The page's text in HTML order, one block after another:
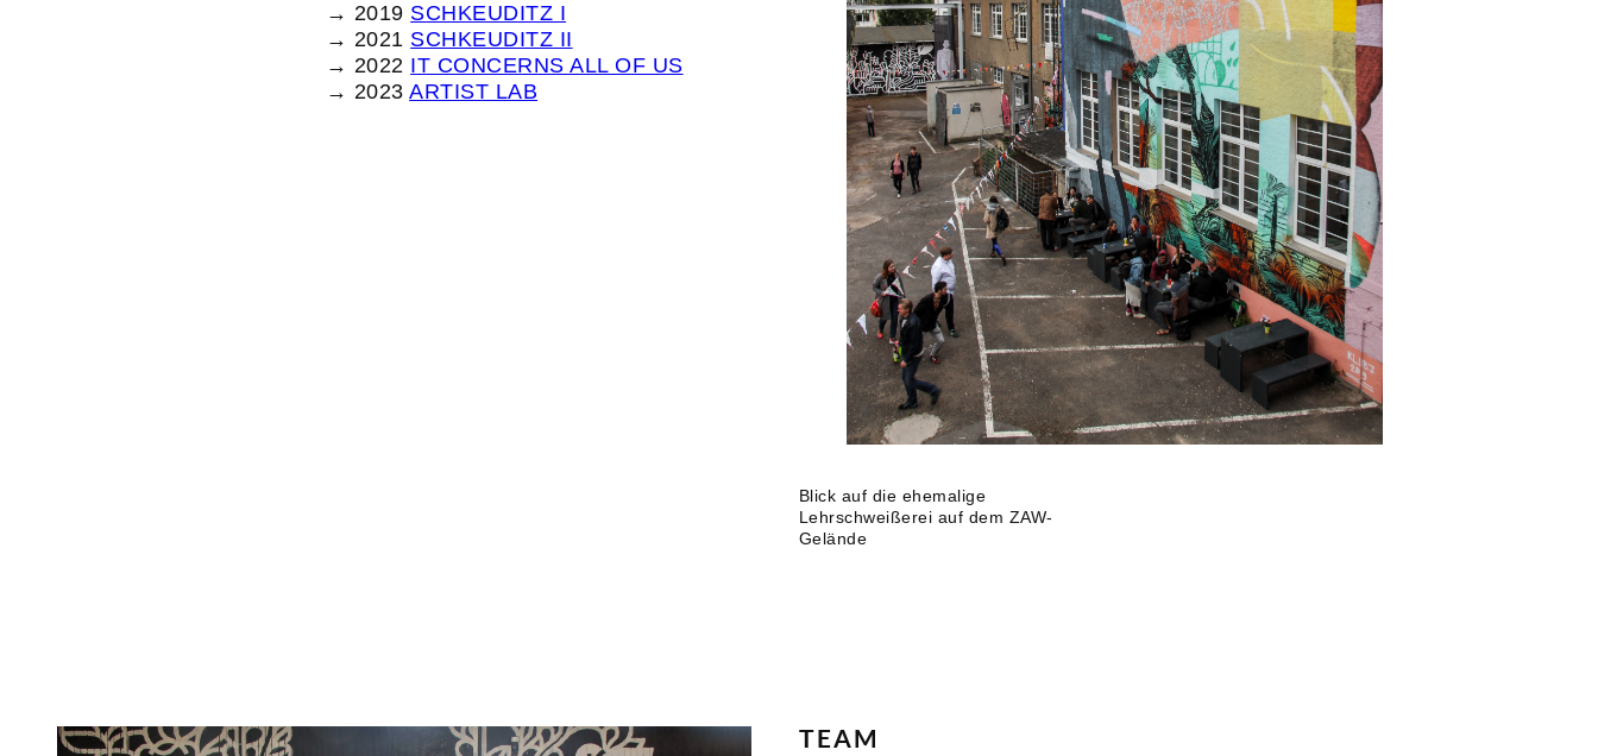
→ 2019 SCHKEUDITZ I
→ 2021 SCHKEUDITZ II
→ 2022 IT CONCERNS ALL OF US
→ 2023ARTIST LAB
Blick auf die ehemalige
Lehrschweißerei auf dem ZAW-
Gelände
TEAM